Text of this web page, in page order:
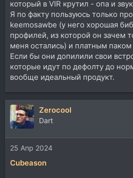
который в VIR крутил - опа и
Я по факту пользуюсь только
keemosawbe (у него хорошая
профилей, из которой он зачем
меня остались) и платным
Если бы они допилили свои
которые идут по дефолту до
вообще идеальный продукт.
Zerocool
Dart
25 Апр 2024
Cubeason